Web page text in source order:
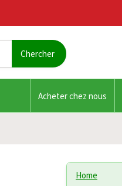
Acheter chez nous
Home